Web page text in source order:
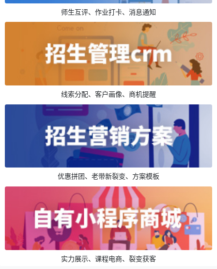
师生互评、作业打卡、消息通知
线索分配、客户画像、商机提醒
优惠拼团、老带新裂变、方案模板
实力展示、课程电商、裂变获客